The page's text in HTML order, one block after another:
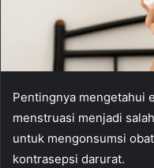
Pentingnya mengetahui
menstruasi menjadi
untuk mengonsumsi
kontrasepsi darurat.